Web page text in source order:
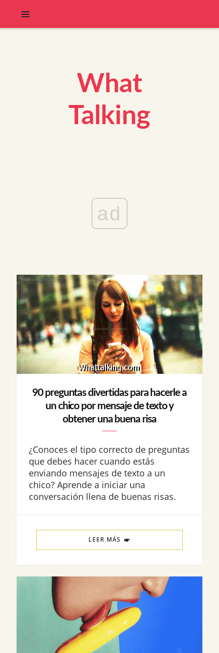
What
Talking
ad
90 preguntas divertidas para hacerle a
un chico por mensaje de texto y
obtener una buena risa
¿Conoces el tipo correcto de preguntas
que debes hacer cuando estás
enviando mensajes de texto a un
chico? Aprende a iniciar una
conversación llena de buenas risas.
LEER MÁS